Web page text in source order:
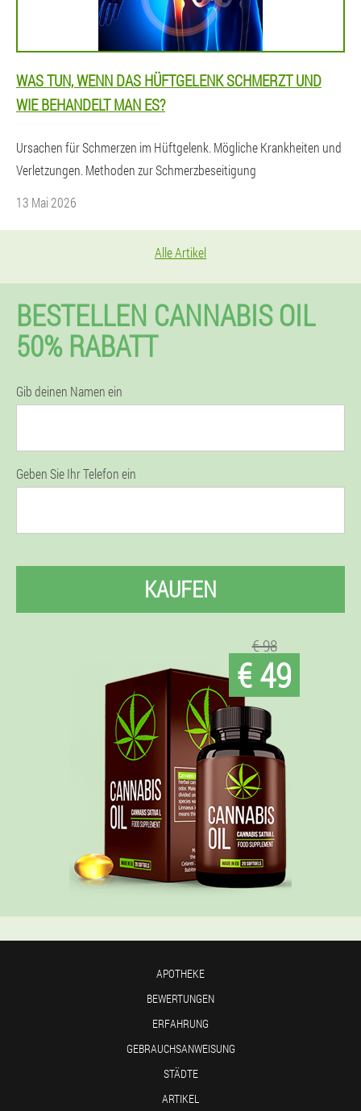
WAS TUN, WENN DAS HÜFTGELENK SCHMERZT UND
WIE BEHANDELT MAN ES?
Ursachen für Schmerzen im Hüftgelenk. Mögliche Krankheiten und
Verletzungen. Methoden zur Schmerzbeseitigung
13 Mai 2026
Alle Artikel
BESTELLEN CANNABIS OIL
50% RABATT
Gib deinen Namen ein
Geben Sie Ihr Telefon ein
KAUFEN
€ 98
€ 49
APOTHEKE
BEWERTUNGEN
ERFAHRUNG
GEBRAUCHSANWEISUNG
STÄDTE
ARTIKEL